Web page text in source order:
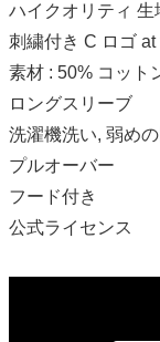
ハイクオリティ
刺繍付き C ロゴ
素材 : 50% コット
ロングスリーブ
洗濯機洗い, 弱め
プルオーバー
フード付き
公式ライセンス
XS
17,240円(税込)
S
17,240円(税込)